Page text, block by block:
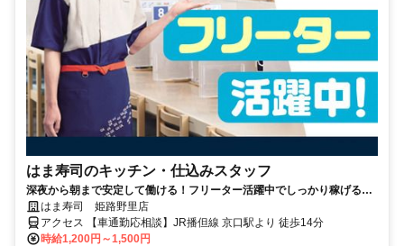
はま寿司のキッチン・仕込みスタッフ
深夜から朝まで安定して働ける！フリーター活躍中でしっかり稼げる環
境です◎
はま寿司 姫路野里店
アクセス 【車通勤応相談】JR播但線 京口駅より 徒歩14分
時給1,200円～1,500円